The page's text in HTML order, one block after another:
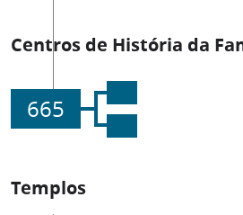
Centros de História da
665
Templos